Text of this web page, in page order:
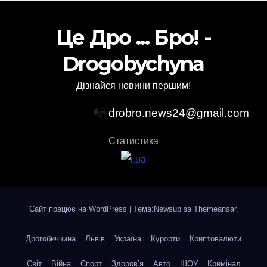
Це Дро ... Бро! -
Drogobychyna
Дізнайся новини першим!
📭 drobro.news24@gmail.com
Статистика
Сайт працює на WordPress Тема:Newsup за Themeansar.
Дрогобиччина Львів Україна Курорти Криптовалюти
Світ Війна Спорт Здоров’я Авто ШОУ Кримінал